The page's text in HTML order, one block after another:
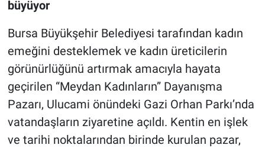
büyüyor
Bursa Büyükşehir Belediyesi tarafından kadın
emeğini desteklemek ve kadın üreticilerin
görünürlüğünü artırmak amacıyla hayata
geçirilen “Meydan Kadınların” Dayanışma
Pazarı, Ulucami önündeki Gazi Orhan Parkı’nda
vatandaşların ziyaretine açıldı. Kentin en işlek
ve tarihi noktalarından birinde kurulan pazar,
Yaşam
Nöbetçi Eczaneler